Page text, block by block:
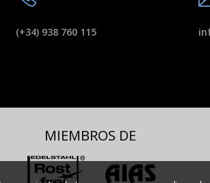
(+34) 938 760 115
MIEMBROS DE